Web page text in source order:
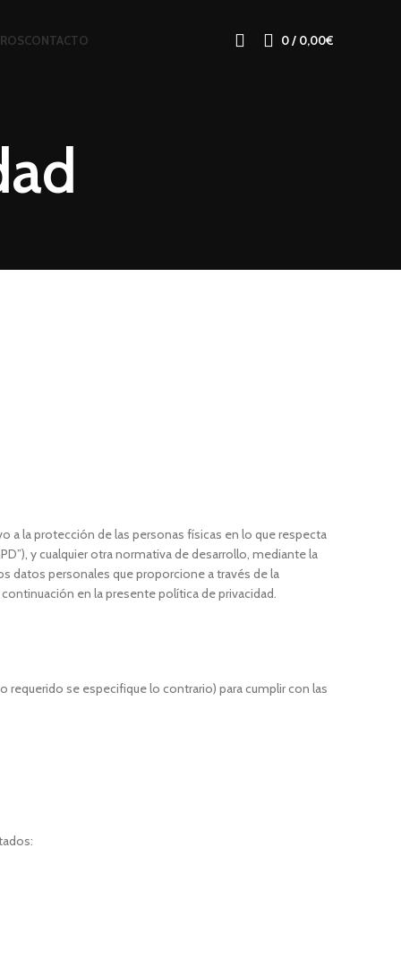
CONTACTO 0/ 0,00€
a la protección de las personas físicas en lo que respecta
y cualquier otra normativa de desarrollo, mediante la
datos personales que proporcione a través de la
en la presente política de privacidad.
se especifique lo contrario) para cumplir con las